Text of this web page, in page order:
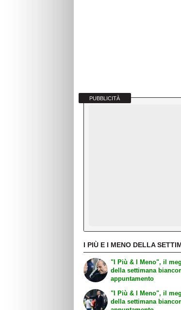
PUBBLICITÀ
I PIÙ E I MENO DELLA
"I Più & I Meno", il
della settimana
appuntamento
"I Più & I Meno", il
della settimana